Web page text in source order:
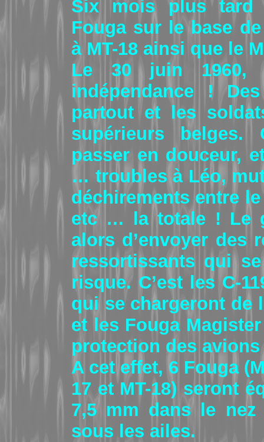
Six mois plus tard
Fouga sur le base
à MT-18 ainsi que le
Le 30 juin 1960,
indépendance !
partout et les
supérieurs belges.
passer en douceur,
… troubles à Léo,
déchirements entre
etc … la totale ! Le
alors d’envoyer des
ressortissants qui
risque. C’est les C-
qui se chargeront de
et les Fouga
protection des avions
A cet effet, 6 Fouga
17 et MT-18) seront
7,5 mm dans le nez
sous les ailes.